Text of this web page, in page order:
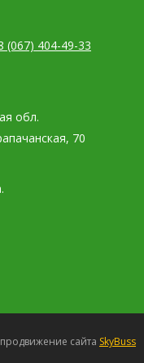
(067) 404-49-33
обл.
70
сайта SkyBuss